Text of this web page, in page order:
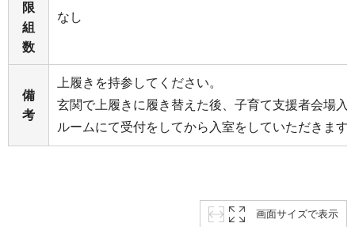
限
組
数
なし
備
考
上履きを持参してください。
玄関で上履きに履き替えた後、子育て支援者会場入
ルームにて受付をしてから入室をしていただきます
画面サイズで表示